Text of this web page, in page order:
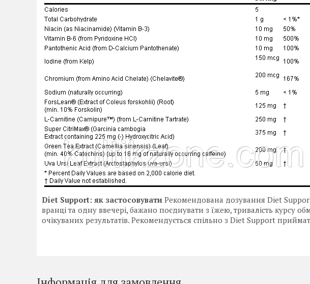
Diet Support: як застосовувати Рекомендована дозування Diet
вранці та одну ввечері, бажано поєднувати з їжею, тривалість курсу
очікуваних результатів. Рекомендується спільно з Diet Support